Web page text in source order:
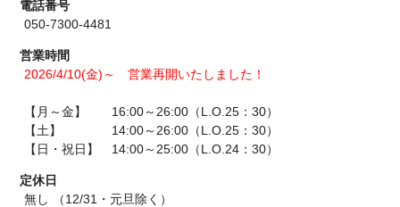
電話番号
050-7300-4481
営業時間
2026/4/10(金)～ 営業再開いたしました！
【月～金】 16:00～26:00（L.O.25：30）
【土】 14:00～26:00（L.O.25：30）
【日・祝日】 14:00～25:00（L.O.24：30）
定休日
無し （12/31・元旦除く）